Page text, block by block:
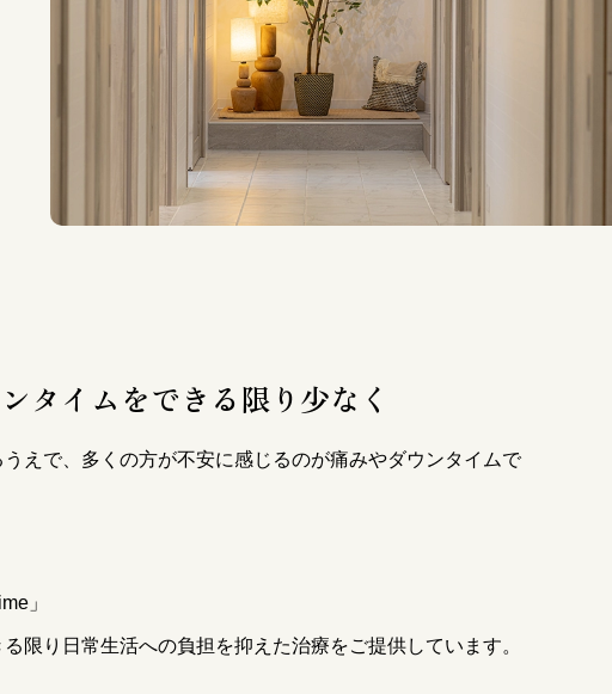
タイムをできる限り少なく
えで、多くの方が不安に感じるのが痛みやダウンタイムで
」
限り日常生活への負担を抑えた治療をご提供しています。